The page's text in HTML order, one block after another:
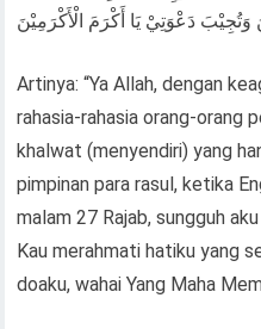
Artinya: “Ya Allah, dengan
rahasia-rahasia orang-orang
khalwat (menyendiri) yang
pimpinan para rasul, ketika
malam 27 Rajab, sungguh
Kau merahmati hatiku yang
doaku, wahai Yang Maha